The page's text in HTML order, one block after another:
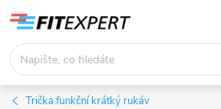
obsah
Trička funkční krátký rukáv